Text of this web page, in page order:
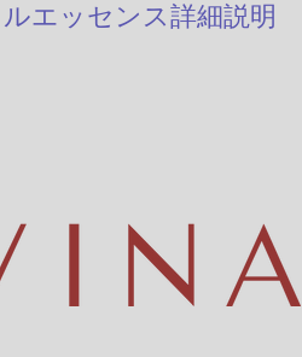
エッセンス詳細説明